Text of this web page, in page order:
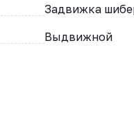
Задвижка
Выдвижной